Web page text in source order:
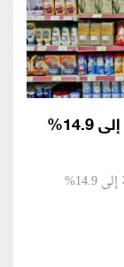
التضخم السنوي في مدن مصر يتسارع إلى 14.9%
تسارع معدل التضخم السنوي في المدن المصرية إلى 14.9%